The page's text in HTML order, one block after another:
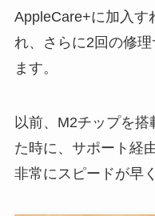
AppleCare+に加入す
れ、さらに2回の修
ます。
以前、M2チップを
た時に、サポート経
非常にスピードが早